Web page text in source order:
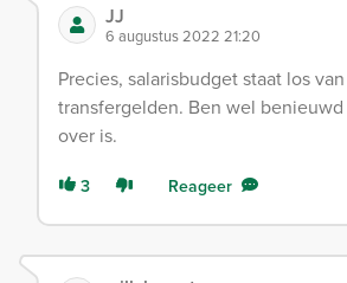
JJ
6 augustus 2022 21:20
Precies, salarisbudget staat los
transfergelden. Ben wel
over is.
3 Reageer